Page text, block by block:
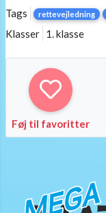
Tags
rettevejledning
Klasser 1. klasse
Føj til favoritter